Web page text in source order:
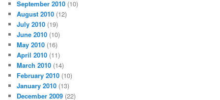
September 2010 (10)
August 2010 (12)
July 2010 (19)
June 2010 (10)
May 2010 (16)
April 2010 (11)
March 2010 (14)
February 2010 (10)
January 2010 (13)
December 2009 (22)